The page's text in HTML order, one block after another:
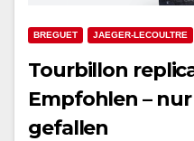
BREGUET JAEGER-LECOULTRE
Tourbillon
Empfohlen –
gefallen